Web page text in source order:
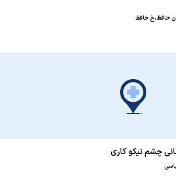
حافظ،خ حافظ
چشم نیکو کاری